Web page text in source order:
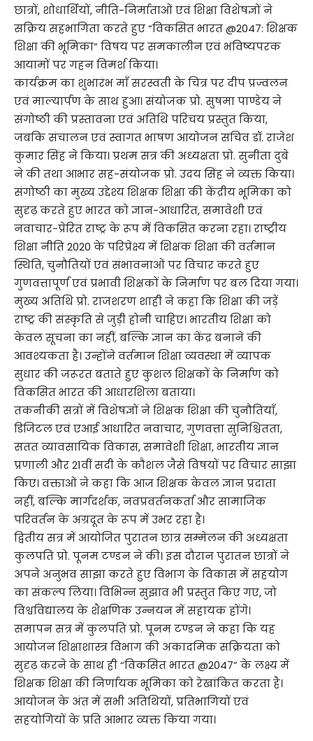
छात्रों, शोधार्थियों, नीति-निर्माताओं एवं शिक्षा विशेषज्ञों ने
सक्रिय सहभागिता करते हुए “विकसित भारत @2047: शिक्षक
शिक्षा की भूमिका” विषय पर समकालीन एवं भविष्यपरक
आयामों पर गहन विमर्श किया।
कार्यक्रम का शुभारंभ माँ सरस्वती के चित्र पर दीप प्रज्वलन
एवं माल्यार्पण के साथ हुआ। संयोजक प्रो. सुषमा पाण्डेय ने
संगोष्ठी की प्रस्तावना एवं अतिथि परिचय प्रस्तुत किया,
जबकि संचालन एवं स्वागत भाषण आयोजन सचिव डॉ. राजेश
कुमार सिंह ने किया। प्रथम सत्र की अध्यक्षता प्रो. सुनीता दुबे
ने की तथा आभार सह-संयोजक प्रो. उदय सिंह ने व्यक्त किया।
संगोष्ठी का मुख्य उद्देश्य शिक्षक शिक्षा की केंद्रीय भूमिका को
सुदृढ़ करते हुए भारत को ज्ञान-आधारित, समावेशी एवं
नवाचार-प्रेरित राष्ट्र के रूप में विकसित करना रहा। राष्ट्रीय
शिक्षा नीति 2020 के परिप्रेक्ष्य में शिक्षक शिक्षा की वर्तमान
स्थिति, चुनौतियों एवं संभावनाओं पर विचार करते हुए
गुणवत्तापूर्ण एवं प्रभावी शिक्षकों के निर्माण पर बल दिया गया।
मुख्य अतिथि प्रो. राजशरण शाही ने कहा कि शिक्षा की जड़ें
राष्ट्र की संस्कृति से जुड़ी होनी चाहिए। भारतीय शिक्षा को
केवल सूचना का नहीं, बल्कि ज्ञान का केंद्र बनाने की
आवश्यकता है। उन्होंने वर्तमान शिक्षा व्यवस्था में व्यापक
सुधार की जरूरत बताते हुए कुशल शिक्षकों के निर्माण को
विकसित भारत की आधारशिला बताया।
तकनीकी सत्रों में विशेषज्ञों ने शिक्षक शिक्षा की चुनौतियाँ,
डिजिटल एवं एआई आधारित नवाचार, गुणवत्ता सुनिश्चितता,
सतत व्यावसायिक विकास, समावेशी शिक्षा, भारतीय ज्ञान
प्रणाली और 21वीं सदी के कौशल जैसे विषयों पर विचार साझा
किए। वक्ताओं ने कहा कि आज शिक्षक केवल ज्ञान प्रदाता
नहीं, बल्कि मार्गदर्शक, नवप्रवर्तनकर्ता और सामाजिक
परिवर्तन के अग्रदूत के रूप में उभर रहा है।
द्वितीय सत्र में आयोजित पुरातन छात्र सम्मेलन की अध्यक्षता
कुलपति प्रो. पूनम टण्डन ने की। इस दौरान पुरातन छात्रों ने
अपने अनुभव साझा करते हुए विभाग के विकास में सहयोग
का संकल्प लिया। विभिन्न सुझाव भी प्रस्तुत किए गए, जो
विश्वविद्यालय के शैक्षणिक उन्नयन में सहायक होंगे।
समापन सत्र में कुलपति प्रो. पूनम टण्डन ने कहा कि यह
आयोजन शिक्षाशास्त्र विभाग की अकादमिक सक्रियता को
सुदृढ़ करने के साथ ही “विकसित भारत @2047” के लक्ष्य में
शिक्षक शिक्षा की निर्णायक भूमिका को रेखांकित करता है।
आयोजन के अंत में सभी अतिथियों, प्रतिभागियों एवं
सहयोगियों के प्रति आभार व्यक्त किया गया।